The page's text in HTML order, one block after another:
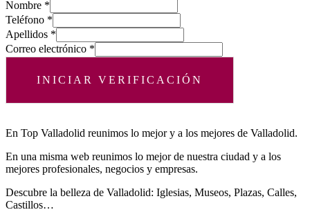
Nombre *
Teléfono *
Apellidos *
Correo electrónico *
INICIAR VERIFICACIÓN
En Top Valladolid reunimos lo mejor y a los mejores de Valladolid.
En una misma web reunimos lo mejor de nuestra ciudad y a los
mejores profesionales, negocios y empresas.
Descubre la belleza de Valladolid: Iglesias, Museos, Plazas, Calles,
Castillos…